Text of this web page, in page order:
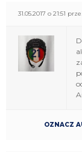
31.05.2017 o 21:51
OZNACZ